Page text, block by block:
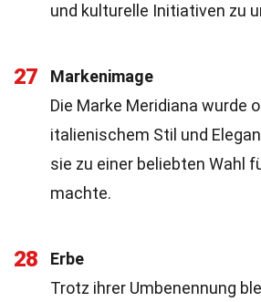
und kulturelle Initiativen zu
27
Markenimage
Die Marke Meridiana wurde
italienischem Stil und
sie zu einer beliebten Wahl
machte.
28
Erbe
Trotz ihrer Umbenennung